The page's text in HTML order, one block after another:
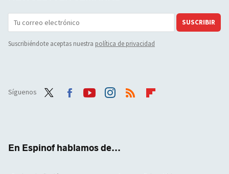
SUSCRIBIR
Suscribiéndote aceptas nuestra política de privacidad
Síguenos
En Espinof hablamos de...